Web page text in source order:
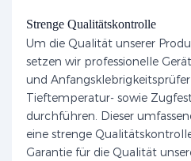
Strenge Qualitätskontrolle
Um die Qualität unserer
setzen wir professionelle
und
Tieftemperatur- sowie
durchführen. Dieser
eine strenge
Garantie für die Qualität